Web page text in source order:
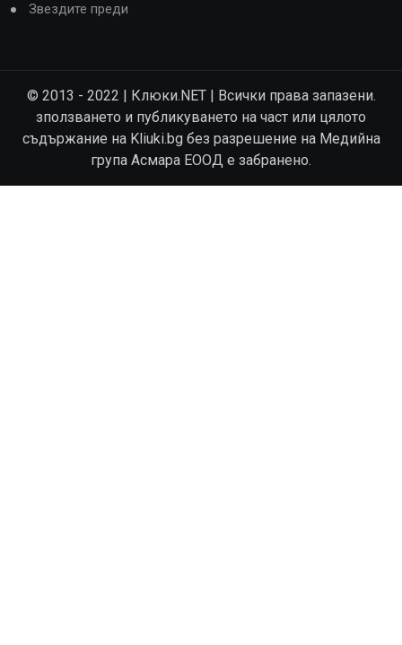
Звездите преди
© 2013 - 2022 | Клюки.NET | Всички права запазени.
зползването и публикуването на част или цялото
съдържание на Kliuki.bg без разрешение на Медийна
група Асмара ЕООД е забранено.